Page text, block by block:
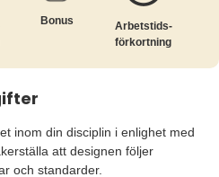
Bonus
Arbetstids­
förkortning
inom din disciplin i enlighet med
att designen följer
och standarder.